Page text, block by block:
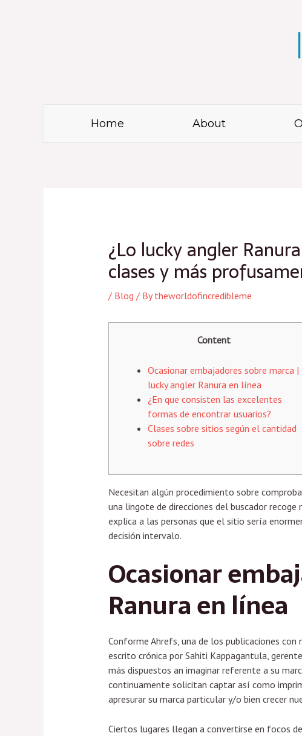
Home About
¿Lo lucky angler
clases y más
/ Blog / Bytheworldofincredibleme
Content
Ocasionar embajadores sobre marca |
lucky angler Ranura en línea
¿En que consisten las excelentes
formas de encontrar usuarios?
Clases sobre sitios según el cantidad
sobre redes
Necesitan algún procedimiento sobre
una lingote de direcciones del buscador
explica a las personas que el sitio serí­a
decisión intervalo.
Ocasionar
Ranura en línea
Conforme Ahrefs, una de los publicaciones
escrito crónica por Sahiti Kappagantula,
más dispuestos an imaginar referente a su
continuamente solicitan captar así­ como
apresurar su marca particular y/o bien crecer
Ciertos lugares llegan a convertirse en focos